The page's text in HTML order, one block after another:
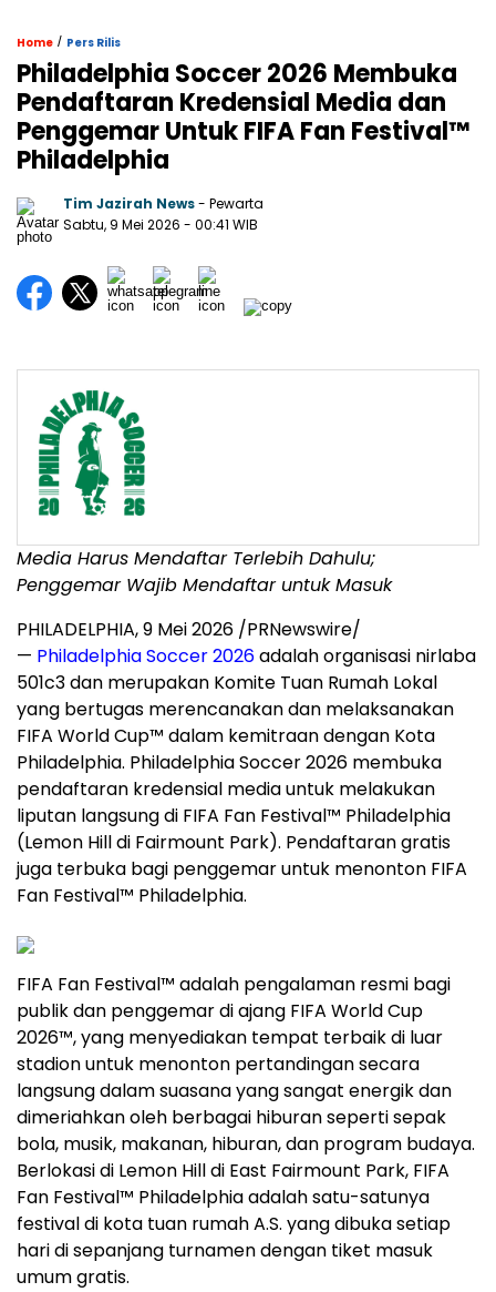
Home / Pers Rilis
Philadelphia Soccer 2026 Membuka
Pendaftaran Kredensial Media dan
Penggemar Untuk FIFA Fan Festival™
Philadelphia
Tim Jazirah News- Pewarta
Sabtu, 9 Mei 2026 - 00:41 WIB
Media Harus Mendaftar Terlebih Dahulu;
Penggemar Wajib Mendaftar untuk Masuk
PHILADELPHIA,9 Mei 2026 /PRNewswire/
— Philadelphia Soccer 2026adalah organisasi nirlaba
501c3 dan merupakan Komite Tuan Rumah Lokal
yang bertugas merencanakan dan melaksanakan
FIFA World Cup™ dalam kemitraan dengan Kota
Philadelphia. Philadelphia Soccer 2026 membuka
pendaftaran kredensial media untuk melakukan
liputan langsung di FIFA Fan Festival™ Philadelphia
(Lemon Hill di Fairmount Park). Pendaftaran gratis
juga terbuka bagi penggemar untuk menonton FIFA
Fan Festival™ Philadelphia.
FIFA Fan Festival™ adalah pengalaman resmi bagi
publik dan penggemar di ajang FIFA World Cup
2026™, yang menyediakan tempat terbaik di luar
stadion untuk menonton pertandingan secara
langsung dalam suasana yang sangat energik dan
dimeriahkan oleh berbagai hiburan seperti sepak
bola, musik, makanan, hiburan, dan program budaya.
Berlokasi di Lemon Hill di East Fairmount Park, FIFA
Fan Festival™ Philadelphia adalah satu-satunya
festival di kota tuan rumah A.S. yang dibuka setiap
hari di sepanjang turnamen dengan tiket masuk
umum gratis.